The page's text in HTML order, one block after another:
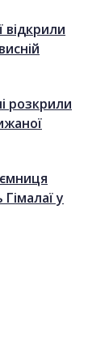
відкрили
розкрили
у